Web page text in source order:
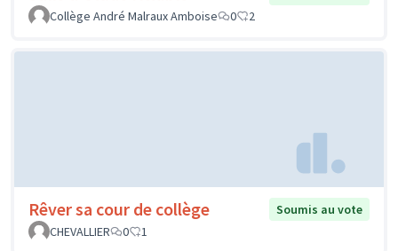
Collège André Malraux Amboise
0 2
Rêver sa cour de collège
Soumis au vote
CHEVALLIER
0 1